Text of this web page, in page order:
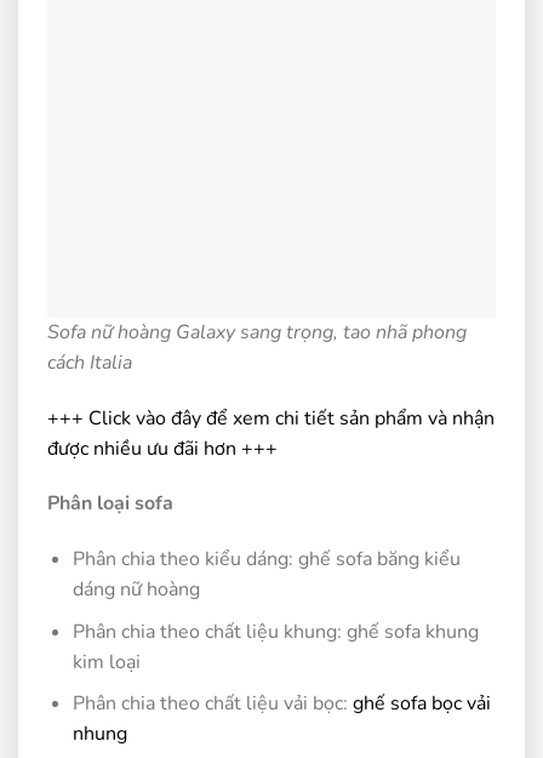
Sofa nữ hoàng Galaxy sang trọng, tao nhã phong
cách Italia
+++ Click vào đây để xem chi tiết sản phẩm và nhận
được nhiều ưu đãi hơn +++
Phân loại sofa
Phân chia theo kiểu dáng: ghế sofa băng kiểu
dáng nữ hoàng
Phân chia theo chất liệu khung: ghế sofa khung
kim loại
Phân chia theo chất liệu vải bọc: ghế sofa bọc vải
nhung